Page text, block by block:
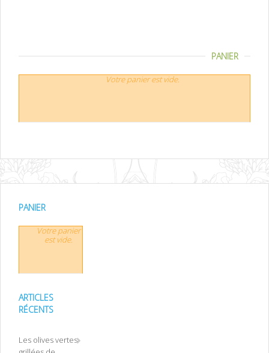
PANIER
Votre panier est vide.
PANIER
Votre panier
est vide.
ARTICLES
RÉCENTS
Les olives vertes